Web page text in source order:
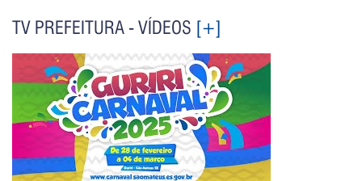
TV PREFEITURA - VÍDEOS [+]